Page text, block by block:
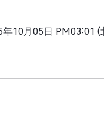
年10月05日 PM03:01 (